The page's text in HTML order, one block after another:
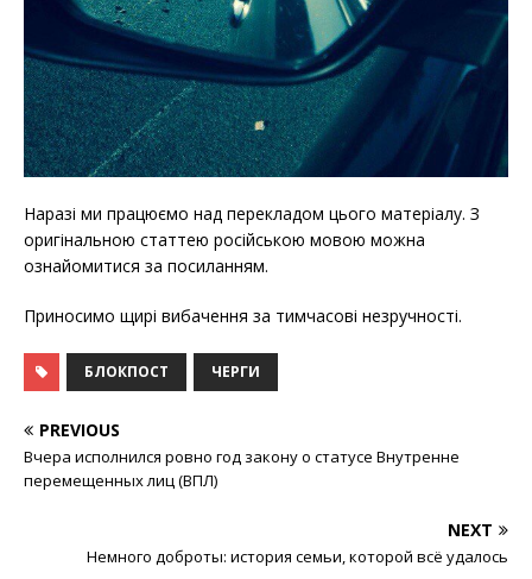
Наразі ми працюємо над перекладом цього матеріалу. З
оригінальною статтею російською мовою можна
ознайомитися за посиланням.
Приносимо щирі вибачення за тимчасові незручності.
БЛОКПОСТ ЧЕРГИ
PREVIOUS
Вчера исполнился ровно год закону о статусе Внутренне
перемещенных лиц (ВПЛ)
NEXT
Немного доброты: история семьи, которой всё удалось